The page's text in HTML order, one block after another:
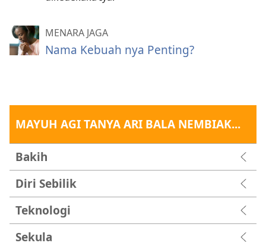
MENARA JAGA
Nama Kebuah nya Penting?
MAYUH AGI TANYA ARI BALA NEMBIAK...
Bakih
Diri Sebilik
Teknologi
Sekula